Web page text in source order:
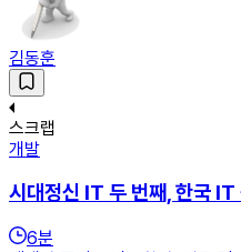
김동훈
스크랩
개발
시대정신 IT 두 번째, 한국 IT
6분